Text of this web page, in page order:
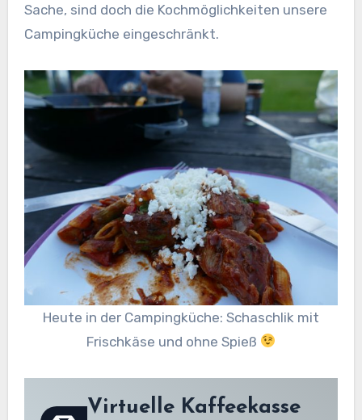
Sache, sind doch die Kochmöglichkeiten unsere
Campingküche eingeschränkt.
Heute in der Campingküche: Schaschlik mit
Frischkäse und ohne Spieß
Virtuelle Kaffeekasse